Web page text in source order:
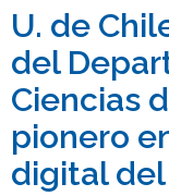
U. de
del
Ciencias
pionero
digital